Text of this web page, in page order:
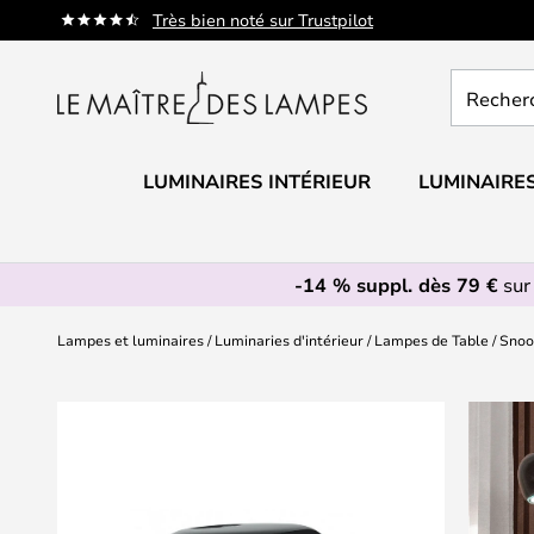
Très bien noté sur Trustpilot
Allez
au
un
LUMINAIRES INTÉRIEUR
-14 % suppl. dès 79 €
Lampes et luminaires Luminaries d'intérieur Lampes de Table